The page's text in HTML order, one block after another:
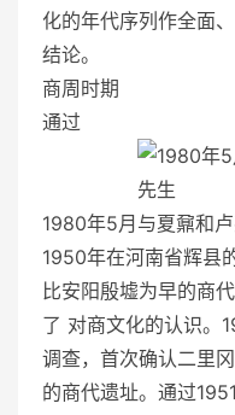
化的年代序列作全面
结论。
商周时期
通过
1980年5月与夏鼐和
1950年在河南省辉县
比安阳殷墟为早的商
了 对商文化的认识。
调查，首次确认二里
的商代遗址。通过